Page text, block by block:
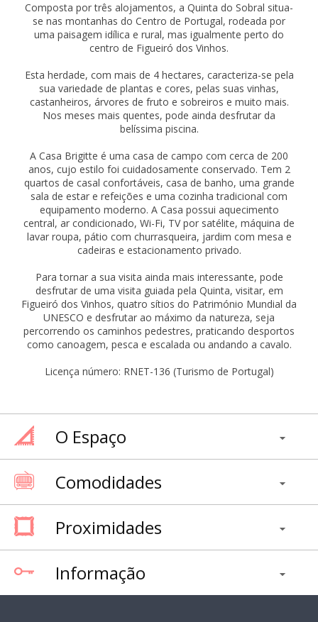
Composta por três alojamentos, a Quinta do Sobral situa-
se nas montanhas do Centro de Portugal, rodeada por
uma paisagem idílica e rural, mas igualmente perto do
centro de Figueiró dos Vinhos.
Esta herdade, com mais de 4 hectares, caracteriza-se pela
sua variedade de plantas e cores, pelas suas vinhas,
castanheiros, árvores de fruto e sobreiros e muito mais.
Nos meses mais quentes, pode ainda desfrutar da
belíssima piscina.
A Casa Brigitte é uma casa de campo com cerca de 200
anos, cujo estilo foi cuidadosamente conservado. Tem 2
quartos de casal confortáveis, casa de banho, uma grande
sala de estar e refeições e uma cozinha tradicional com
equipamento moderno. A Casa possui aquecimento
central, ar condicionado, Wi-Fi, TV por satélite, máquina de
lavar roupa, pátio com churrasqueira, jardim com mesa e
cadeiras e estacionamento privado.
Para tornar a sua visita ainda mais interessante, pode
desfrutar de uma visita guiada pela Quinta, visitar, em
Figueiró dos Vinhos, quatro sítios do Património Mundial da
UNESCO e desfrutar ao máximo da natureza, seja
percorrendo os caminhos pedestres, praticando desportos
como canoagem, pesca e escalada ou andando a cavalo.
Licença número: RNET-136 (Turismo de Portugal)
O Espaço
Comodidades
Proximidades
Informação